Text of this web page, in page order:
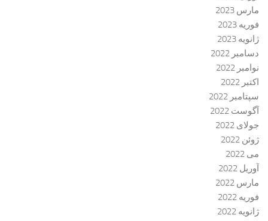
مارس 2023
فوریه 2023
ژانویه 2023
دسامبر 2022
نوامبر 2022
اکتبر 2022
سپتامبر 2022
آگوست 2022
جولای 2022
ژوئن 2022
می 2022
آوریل 2022
مارس 2022
فوریه 2022
ژانویه 2022